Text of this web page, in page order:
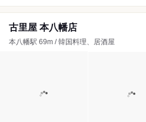
古里屋 本八幡店
本八幡駅 69m / 韓国料理、居酒屋